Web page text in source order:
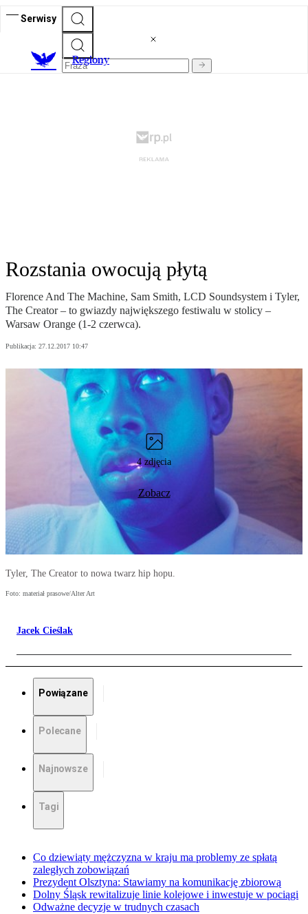
Serwisy
Regiony
Rozstania owocują płytą
Florence And The Machine, Sam Smith, LCD Soundsystem i Tyler,
The Creator – to gwiazdy największego festiwalu w stolicy –
Warsaw Orange (1-2 czerwca).
Publikacja: 27.12.2017 10:47
4 zdjęcia
Zobacz
Tyler, The Creator to nowa twarz hip hopu.
Foto: materiał prasowe/Alter Art
Jacek Cieślak
Powiązane
Polecane
Najnowsze
Tagi
Co dziewiąty mężczyzna w kraju ma problemy ze spłatą
zaległych zobowiązań
Prezydent Olsztyna: Stawiamy na komunikację zbiorową
Dolny Śląsk rewitalizuje linie kolejowe i inwestuje w pociągi
Odważne decyzje w trudnych czasach